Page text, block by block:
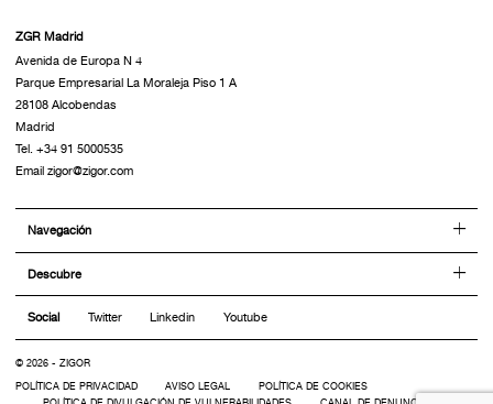
ZGR Madrid
Avenida de Europa N 4
Parque Empresarial La Moraleja Piso 1 A
28108 Alcobendas
Madrid
Tel. +34 91 5000535
Email zigor@zigor.com
Navegación
Descubre
Social Twitter Linkedin Youtube
© 2026 - ZIGOR
POLÍTICA DE PRIVACIDAD AVISO LEGAL
POLÍTICA DE COOKIES